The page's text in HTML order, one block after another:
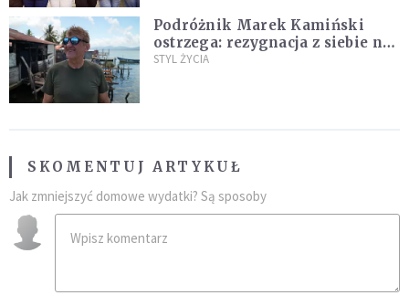
Podróżnik Marek Kamiński
ostrzega: rezygnacja z siebie na
rzecz partnera to błąd
STYL ŻYCIA
SKOMENTUJ ARTYKUŁ
Jak zmniejszyć domowe wydatki? Są sposoby